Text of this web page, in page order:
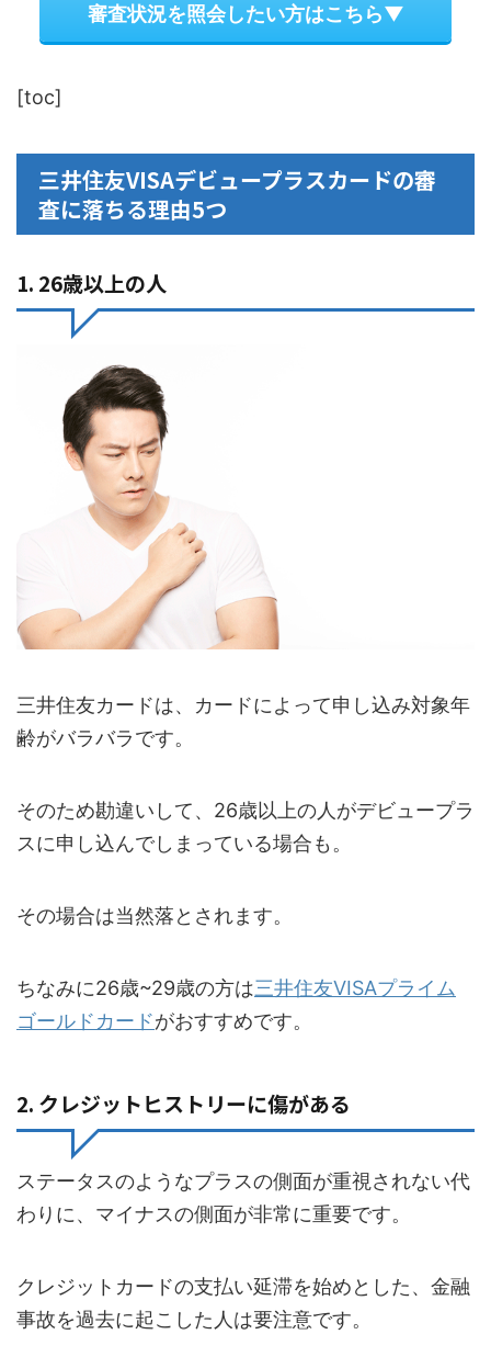
審査状況を照会したい方はこちら▼
[toc]
三井住友VISAデビュープラスカードの審
査に落ちる理由5つ
1. 26歳以上の人
三井住友カードは、カードによって申し込み対象年
齢がバラバラです。
そのため勘違いして、26歳以上の人がデビュープラ
スに申し込んでしまっている場合も。
その場合は当然落とされます。
ちなみに26歳~29歳の方は三井住友VISAプライム
ゴールドカードがおすすめです。
2. クレジットヒストリーに傷がある
ステータスのようなプラスの側面が重視されない代
わりに、マイナスの側面が非常に重要です。
クレジットカードの支払い延滞を始めとした、金融
事故を過去に起こした人は要注意です。